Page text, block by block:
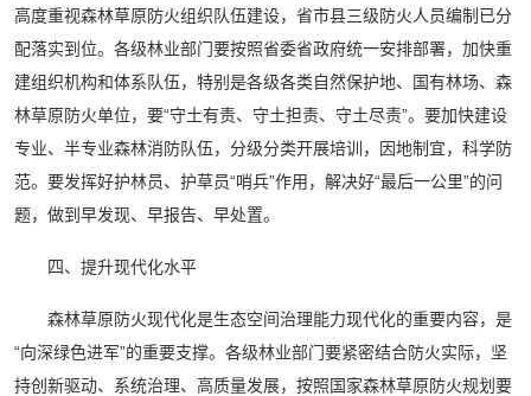
高度重视森林草原防火组织队伍建设，省市县三级防火人员编制已分
配落实到位。各级林业部门要按照省委省政府统一安排部署，加快重
建组织机构和体系队伍，特别是各级各类自然保护地、国有林场、森
林草原防火单位，要“守土有责、守土担责、守土尽责”。要加快建设
专业、半专业森林消防队伍，分级分类开展培训，因地制宜，科学防
范。要发挥好护林员、护草员“哨兵”作用，解决好“最后一公里”的问
题，做到早发现、早报告、早处置。
四、提升现代化水平
森林草原防火现代化是生态空间治理能力现代化的重要内容，是
“向深绿色进军”的重要支撑。各级林业部门要紧密结合防火实际，坚
持创新驱动、系统治理、高质量发展，按照国家森林草原防火规划要